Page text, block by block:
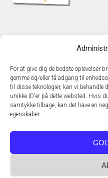
For at give dig de bedste oplevelser
gemme og/eller få adgang til
til disse teknologier, kan vi
unikke ID'er på dette websted. Hvis
samtykke tilbage, kan det have en
egenskaber.
DK –
Telefon:
E-mail: